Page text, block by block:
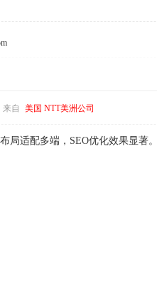
来自 美国 NTT美洲公司
局适配多端，SEO优化效果显